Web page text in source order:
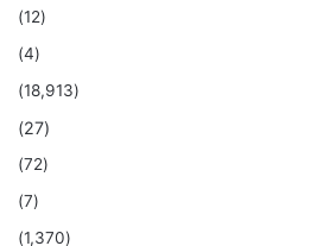
(12)
(4)
(18,913)
(27)
(72)
(7)
(1,370)